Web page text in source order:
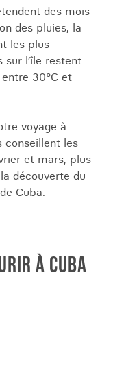
des mois
des pluies, la
les plus
sur l’île restent
30°C et
voyage à
conseillent les
et mars, plus
découverte du
Cuba.
À CUBA